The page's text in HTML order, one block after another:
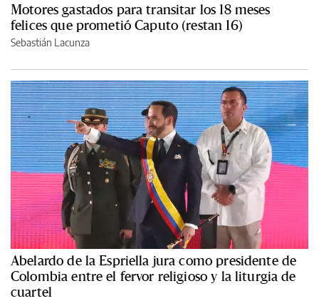
Motores gastados para transitar los 18 meses
felices que prometió Caputo (restan 16)
Sebastián Lacunza
Abelardo de la Espriella jura como presidente de
Colombia entre el fervor religioso y la liturgia de
cuartel